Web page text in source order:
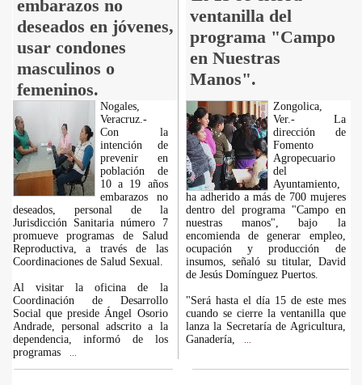
embarazos no
deseados en jóvenes,
usar condones
masculinos o
femeninos.
ventanilla del
programa "Campo
en Nuestras
Manos".
Nogales,
Veracruz.-
Con la
intención de
prevenir en
población de
10 a 19 años
embarazos no
deseados, personal de la
Jurisdicción Sanitaria número 7
promueve programas de Salud
Reproductiva, a través de las
Coordinaciones de Salud Sexual.
Al visitar la oficina de la
Coordinación de Desarrollo
Social que preside Ángel Osorio
Andrade, personal adscrito a la
dependencia, informó de los
programas
Zongolica,
Ver.- La
dirección de
Fomento
Agropecuario
del
Ayuntamiento,
ha adherido a más de 700 mujeres
dentro del programa "Campo en
nuestras manos", bajo la
encomienda de generar empleo,
ocupación y producción de
insumos, señaló su titular, David
de Jesús Domínguez Puertos.
"Será hasta el día 15 de este mes
cuando se cierre la ventanilla que
lanza la Secretaría de Agricultura,
Ganadería,